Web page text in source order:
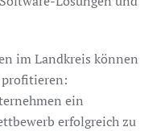
im Landkreis können
ein
erfolgreich zu